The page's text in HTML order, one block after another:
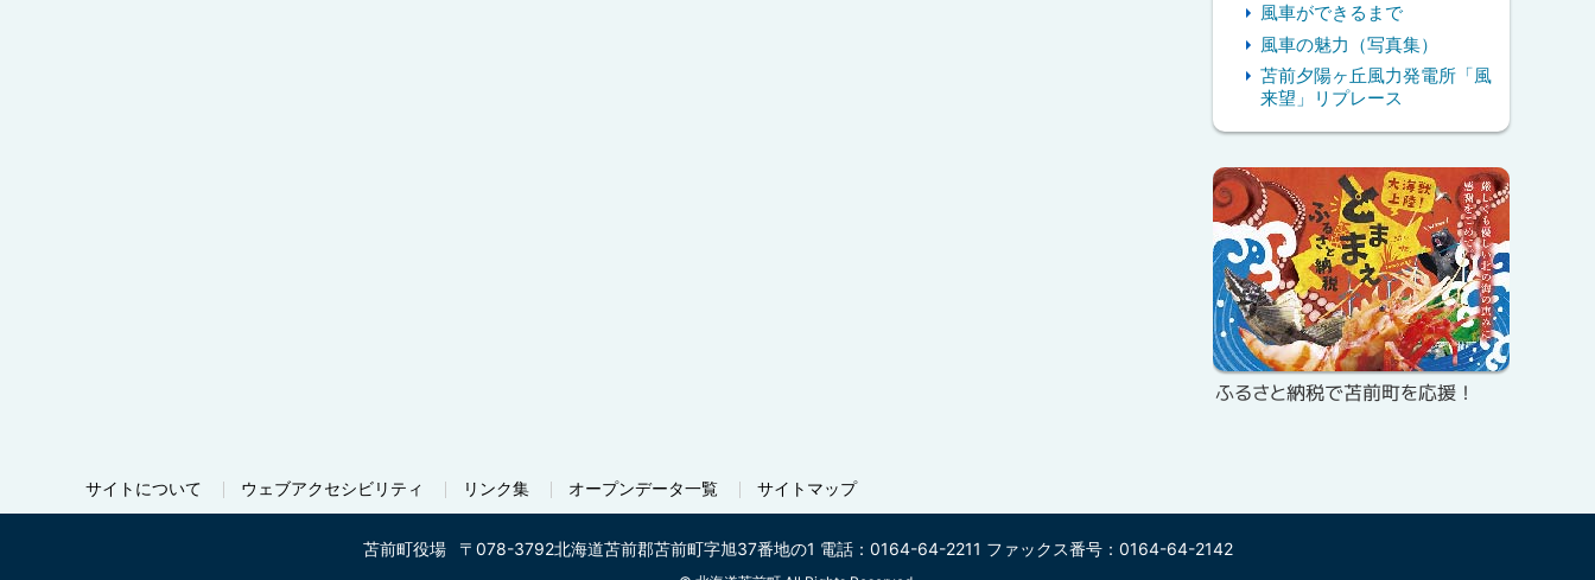
風車ができるまで
風車の魅力（写真集）
苫前夕陽ヶ丘風力発電所「風
来望」リプレース
ピ
ッ
ク
ア
ッ
プ
ふるさと納税で苫前町を応援！
サイトについて ウェブアクセシビリティ リンク集 オープンデータ一覧 サイトマップ
苫前町役場 〒078-3792北海道苫前郡苫前町字旭37番地の1 電話：0164-64-2211 ファックス番号：0164-64-2142